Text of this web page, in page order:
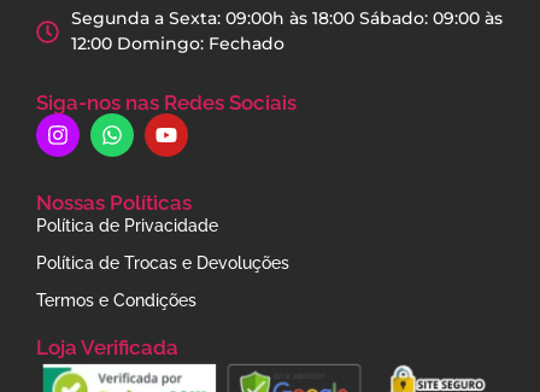
Segunda a Sexta: 09:00h às 18:00 Sábado: 09:00 às
12:00 Domingo: Fechado
Siga-nos nas Redes Sociais
Nossas Políticas
Política de Privacidade
Política de Trocas e Devoluções
Termos e Condições
Loja Verificada